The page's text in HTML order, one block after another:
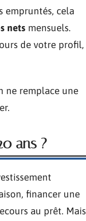
empruntés, cela
nets mensuels.
de votre profil,
ne remplace une
ans ?
financer une
au prêt. Mais